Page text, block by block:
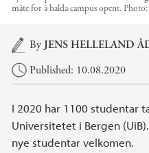
måte for å halda campus opent. Photo:
Main content
ByJENS HELLELAND
Published: 10.08.2020
I 2020 har 1100 studentar
Universitetet i Bergen
nye studentar velkomen.